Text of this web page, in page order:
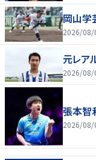
岡山学
2026/08/
元レア
2026/08/
張本智
2026/08/